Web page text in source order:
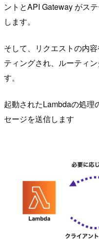
ントとAPI Gateway がス
します。
そして、リクエストの内
ティングされ、ルーティ
す。
起動されたLambdaの処理
セージを送信します